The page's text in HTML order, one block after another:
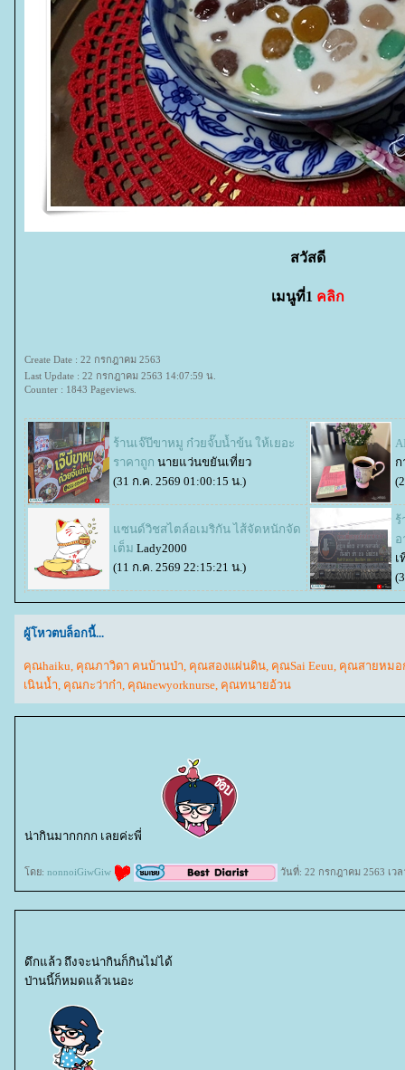
สวัสดี
เมนูที่1 คลิก
Create Date : 22 กรกฎาคม 2563
Last Update : 22 กรกฎาคม 2563 14:07:59 น.
Counter : 1843 Pageviews.
ร้านเจ๊บีขาหมู ก๋วยจั๊บน้ำข้น ให้เยอะ
ราคาถูก นายแว่นขยันเที่ยว
(31 ก.ค. 2569 01:00:15 น.)
ซนด์วิชสไตล์อเมริกัน ไส้จัดหนักจัด
เต็ม Lady2000
(11 ก.ค. 2569 22:15:21 น.)
ร้
เ
ผู้โหวตบล็อกนี้...
คุณhaiku, คุณภาวิดา คนบ้านป่า, คุณสองแผ่นดิน, คุณSai Eeuu, คุณสายหมอ
เนินน้ำ, คุณกะว่าก๋า, คุณnewyorknurse, คุณทนายอ้วน
น่ากินมากกกก เลยค่ะพี่
ดย: nonnoiGiwGiw วันที่: 22 กรกฎาคม 2563 เว
ดึกแล้ว ถึงจะน่ากินก็กินไม่ได้
ป่านนี้ก็หมดแล้วเนอะ